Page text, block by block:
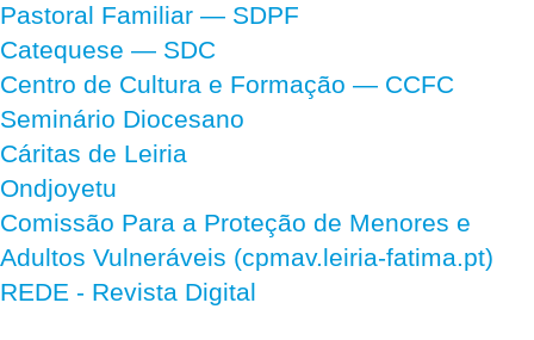
Pastoral Familiar — SDPF
Catequese — SDC
Centro de Cultura e Formação — CCFC
Seminário Diocesano
Cáritas de Leiria
Ondjoyetu
Comissão Para a Proteção de Menores e
Adultos Vulneráveis (cpmav.leiria-fatima.pt)
REDE - Revista Digital